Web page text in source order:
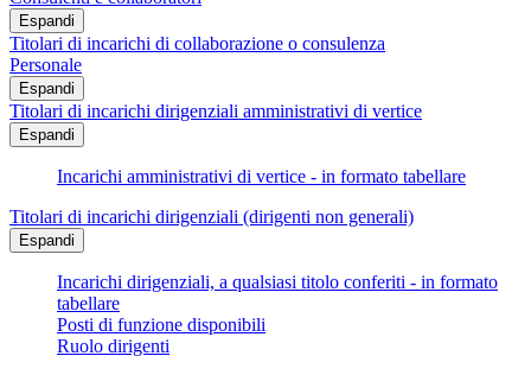
Espandi
Titolari di incarichi di collaborazione o consulenza
Personale
Espandi
Titolari di incarichi dirigenziali amministrativi di vertice
Espandi
Incarichi amministrativi di vertice - in formato tabellare
Titolari di incarichi dirigenziali (dirigenti non generali)
Espandi
Incarichi dirigenziali, a qualsiasi titolo conferiti - in formato
tabellare
Posti di funzione disponibili
Ruolo dirigenti